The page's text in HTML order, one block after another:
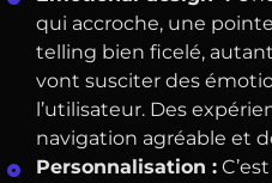
qui accroche, une
telling bien ficelé,
vont susciter des
l’utilisateur. Des
navigation agréable et
Personnalisation :